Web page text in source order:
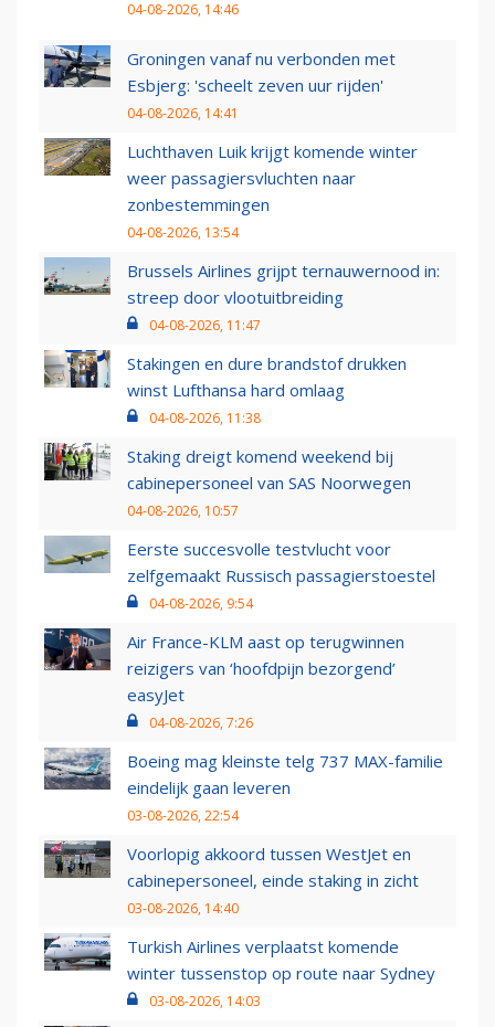
04-08-2026, 14:46
Groningen vanaf nu verbonden met
Esbjerg: 'scheelt zeven uur rijden'
04-08-2026, 14:41
Luchthaven Luik krijgt komende winter
weer passagiersvluchten naar
zonbestemmingen
04-08-2026, 13:54
Brussels Airlines grijpt ternauwernood in:
streep door vlootuitbreiding
04-08-2026, 11:47
Stakingen en dure brandstof drukken
winst Lufthansa hard omlaag
04-08-2026, 11:38
Staking dreigt komend weekend bij
cabinepersoneel van SAS Noorwegen
04-08-2026, 10:57
Eerste succesvolle testvlucht voor
zelfgemaakt Russisch passagierstoestel
04-08-2026, 9:54
Air France-KLM aast op terugwinnen
reizigers van ‘hoofdpijn bezorgend’
easyJet
04-08-2026, 7:26
Boeing mag kleinste telg 737 MAX-familie
eindelijk gaan leveren
03-08-2026, 22:54
Voorlopig akkoord tussen WestJet en
cabinepersoneel, einde staking in zicht
03-08-2026, 14:40
Turkish Airlines verplaatst komende
winter tussenstop op route naar Sydney
03-08-2026, 14:03